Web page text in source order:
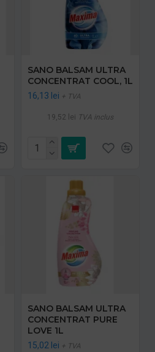
SANO BALSAM ULTRA
CONCENTRAT COOL, 1L
16,13 lei + TVA
19,52 lei TVA inclus
SANO BALSAM ULTRA
CONCENTRAT PURE
LOVE 1L
15,02 lei + TVA